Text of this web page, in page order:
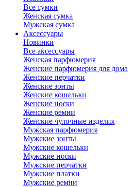
Все сумки
Женская сумка
Мужская сумка
Аксессуары
Новинки
Все аксессуары
Женская парфюмерия
Женские парфюмерия для дома
Женские перчатки
Женские зонты
Женские кошельки
Женские носки
Женские ремни
Женские чулочные изделия
Мужская парфюмерия
Мужские зонты
Мужские кошельки
Мужские носки
Мужские перчатки
Мужские платки
Мужские ремни